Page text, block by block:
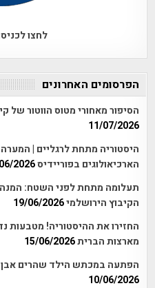
לחצו
הפרסומים האחרונים
הסיפור מאחורי מטוס הווטור של
11/07/2026
היסטוריה מתחת לרגליים |
הארכיאולוגים בפוריידיס2026
תעלומה מתחת לפני השטח:
הקיבוץ הירושלמי19/06/2026
החזירו את ההיסטוריה! מטבעות
מארצות הברית15/06/2026
הפתעה במכתש הילד שהרים אבן וגילה
10/06/2026